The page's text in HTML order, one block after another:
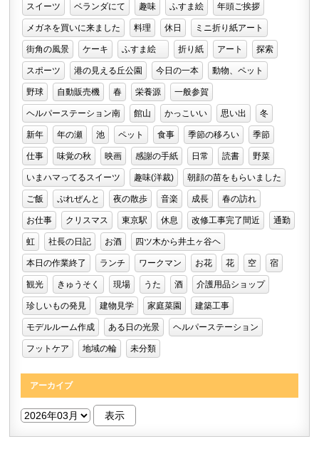
スイーツ ベランダにて 趣味 ふすま絵 年頭ご挨拶
メガネを買いに来ました 料理 休日 ミニ折り紙アート
街角の風景 ケーキ ふすま絵 折り紙 アート 探索
スポーツ 港の見える丘公園 今日の一本 動物、ペット
野球 自動販売機 春 栄養源 一般参賀
ヘルパーステーション南 館山 かっこいい 思い出 冬
新年 年の瀬 池 ペット 食事 季節の移ろい 季節
仕事 味覚の秋 映画 感謝の手紙 日常 読書 野菜
いまハマってるスイーツ 趣味(洋裁) 朝顔の苗をもらいました
ご飯 ぷれぜんと 夜の散歩 音楽 成長 春の訪れ
お仕事 クリスマス 東京駅 休息 改修工事完了間近 通勤
虹 社長の日記 お酒 四ツ木から井土ヶ谷ヘ
本日の作業終了 ランチ ワークマン お花 花 空 宿
観光 きゅうそく 現場 うた 酒 介護用品ショップ
珍しいもの発見 建物見学 家庭菜園 建築工事
モデルルーム作成 ある日の光景 ヘルパーステーション
フットケア 地域の輪 未分類
アーカイブ